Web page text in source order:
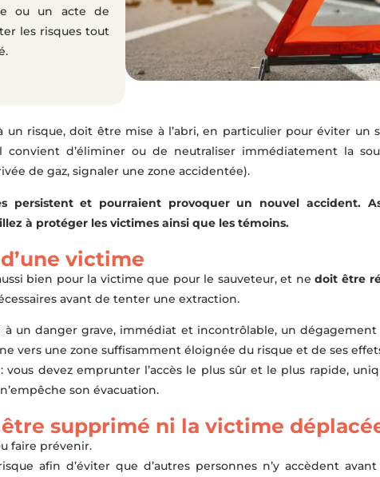
ou un acte de
les risques tout
risque, doit être mise à l’abri, en particulier pour éviter un
convient d’éliminer ou de neutraliser immédiatement la
de gaz, signaler une zone accidentée).
persistent et pourraient provoquer un nouvel accident.
à protéger les victimes ainsi que les témoins.
victime
bien pour la victime que pour le sauveteur, et nedoit être
avant de tenter une extraction.
à un danger grave, immédiat et incontrôlable, un
vers une zone suffisamment éloignée du risque et de ses
devez emprunter l’accès le plus sûr et le plus rapide,
son évacuation.
supprimé ni la victime
faire prévenir.
afin d’éviter que d’autres personnes n’y accèdent avant